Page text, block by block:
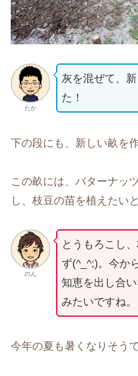
たか
灰を混ぜて、
た！
下の段にも、新しい畝を
この畝には、バターナッ
し、枝豆の苗を植えたい
のん
とうもろこし
ず(^_^;)。今か
知恵を出し合
みたいですね。
今年の夏も暑くなりそう